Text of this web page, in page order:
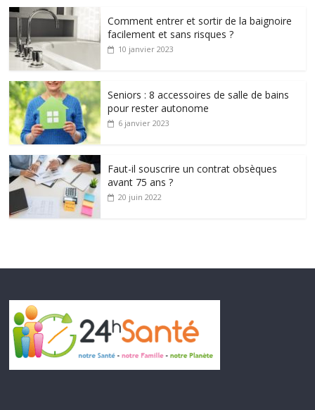
Comment entrer et sortir de la baignoire
facilement et sans risques ?
10 janvier 2023
Seniors : 8 accessoires de salle de bains
pour rester autonome
6 janvier 2023
Faut-il souscrire un contrat obsèques
avant 75 ans ?
20 juin 2022